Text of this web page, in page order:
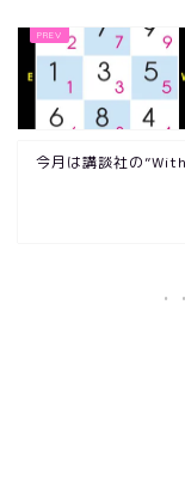
今月は講談社の